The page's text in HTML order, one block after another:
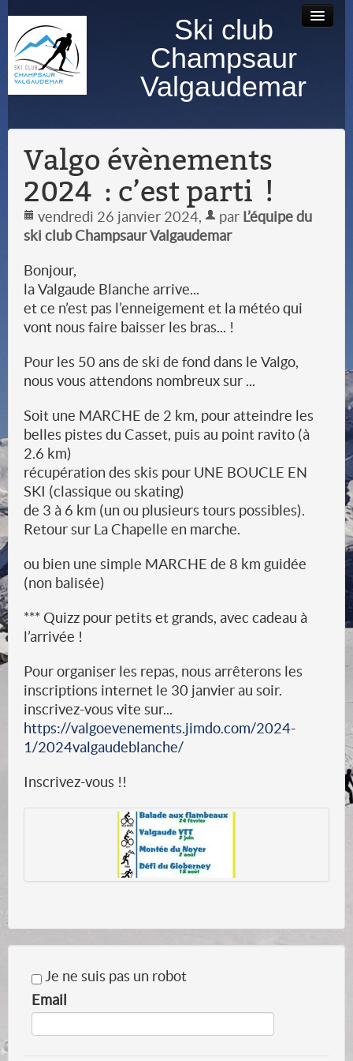
Ski club
Champsaur
Valgaudemar
Accueil Contact
photos
Valgo évènements
2024 : c’est parti !
vendredi 26 janvier 2024, par L’équipe du
ski club Champsaur Valgaudemar
Bonjour,
la Valgaude Blanche arrive...
et ce n’est pas l’enneigement et la météo qui
vont nous faire baisser les bras... !
Pour les 50 ans de ski de fond dans le Valgo,
nous vous attendons nombreux sur ...
Soit une MARCHE de 2 km, pour atteindre les
belles pistes du Casset, puis au point ravito (à
2.6 km)
récupération des skis pour UNE BOUCLE EN
SKI (classique ou skating)
de 3 à 6 km (un ou plusieurs tours possibles).
Retour sur La Chapelle en marche.
ou bien une simple MARCHE de 8 km guidée
(non balisée)
*** Quizz pour petits et grands, avec cadeau à
l’arrivée !
Pour organiser les repas, nous arrêterons les
inscriptions internet le 30 janvier au soir.
inscrivez-vous vite sur...
https://valgoevenements.jimdo.com/2024-
1/2024valgaudeblanche/
Inscrivez-vous !!
Je ne suis pas un robot
Email